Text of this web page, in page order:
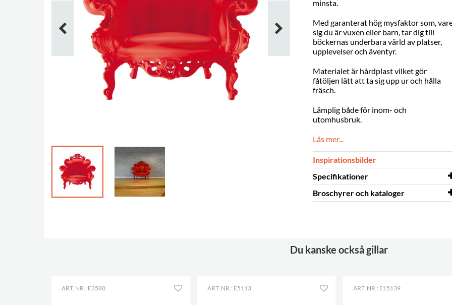
Frederikshavn bibliotek, Danmark
minsta.
Med garanterat hög mysfaktor som,
sig du är vuxen eller barn, tar dig till
böckernas underbara värld av platser,
upplevelser och äventyr.
Materialet är hårdplast vilket gör
fåtöljen lätt att ta sig upp ur och hålla
fräsch.
Lämplig både för inom- och
utomhusbruk.
Läs mer...
Inspirationsbilder
Specifikationer
Bredd
1040 mm
Färg
röd
Broschyrer och kataloger
Du kanske också gillar
ART. NR.: E3580 ART. NR.: E5113 ART. NR.: E15139